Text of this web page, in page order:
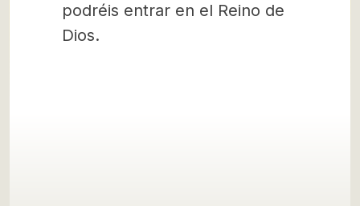
podréis entrar en el Reino de
Dios.